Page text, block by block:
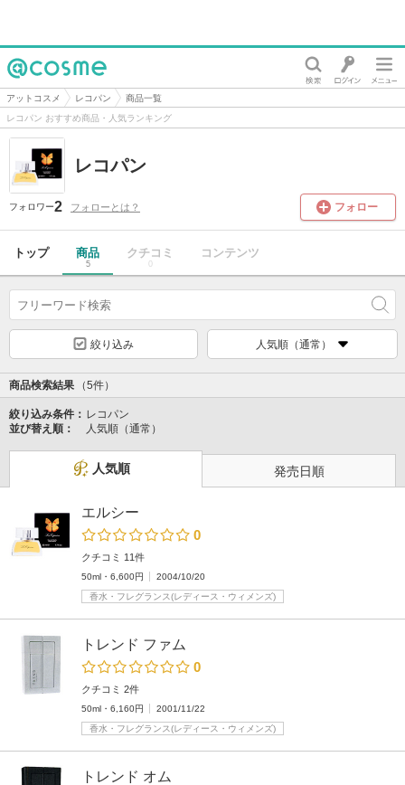
@cosme
アットコスメ レコパン
商品一覧
レコパン おすすめ商品・人気ランキング
レコパン
フォロワー2 フォローとは？ フォロー
トップ 商品
5
クチコミ
0
コンテンツ
絞り込み 人気順（通常）
商品検索結果 （5件）
絞り込み条件： レコパン
並び替え順：
人気順（通常）
人気順 発売日順
エルシー
0
クチコミ 11件
50ml・6,600円
2004/10/20
香水・フレグランス(レディース・ウィメンズ)
トレンド ファム
0
クチコミ 2件
50ml・6,160円
2001/11/22
香水・フレグランス(レディース・ウィメンズ)
トレンド オム